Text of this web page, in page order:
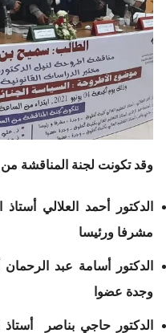
وقد تكونت لجنة المناقشة من
الدكتور أحمد العلالي
مشرفا ورئيسا
الدكتور أسامة عبد الرحمان
وجدة عضوا
الدكتور حاجي بناصر أستاذ